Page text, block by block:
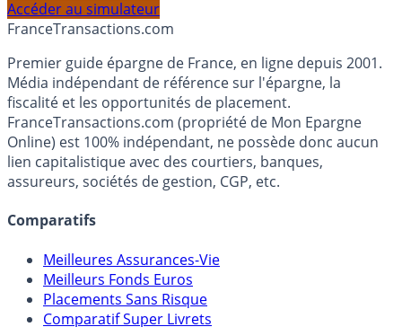
profil et horizon de placement.
FranceTransactions.com
Premier guide épargne de France, en ligne depuis 2001.
Média indépendant de référence sur l'épargne, la
fiscalité et les opportunités de placement.
FranceTransactions.com (propriété de Mon Epargne
Online) est 100% indépendant, ne possède donc aucun
assureurs, sociétés de gestion, CGP, etc.
Comparatifs
Meilleures Assurances-Vie
Meilleurs Fonds Euros